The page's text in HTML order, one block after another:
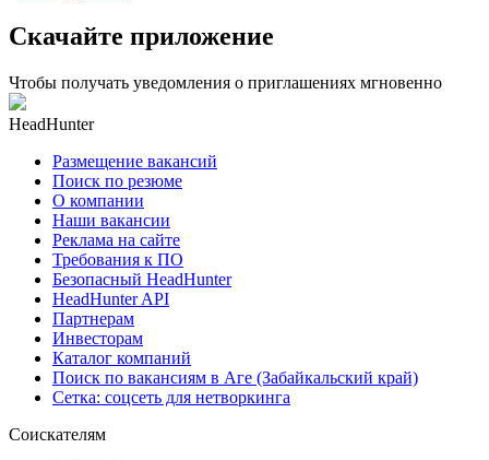
Скачайте приложение
Чтобы получать уведомления о приглашениях мгновенно
HeadHunter
Размещение вакансий
Поиск по резюме
О компании
Наши вакансии
Реклама на сайте
Требования к ПО
Безопасный HeadHunter
HeadHunter API
Партнерам
Инвесторам
Каталог компаний
Поиск по вакансиям в Аге (Забайкальский край)
Сетка: соцсеть для нетворкинга
Соискателям